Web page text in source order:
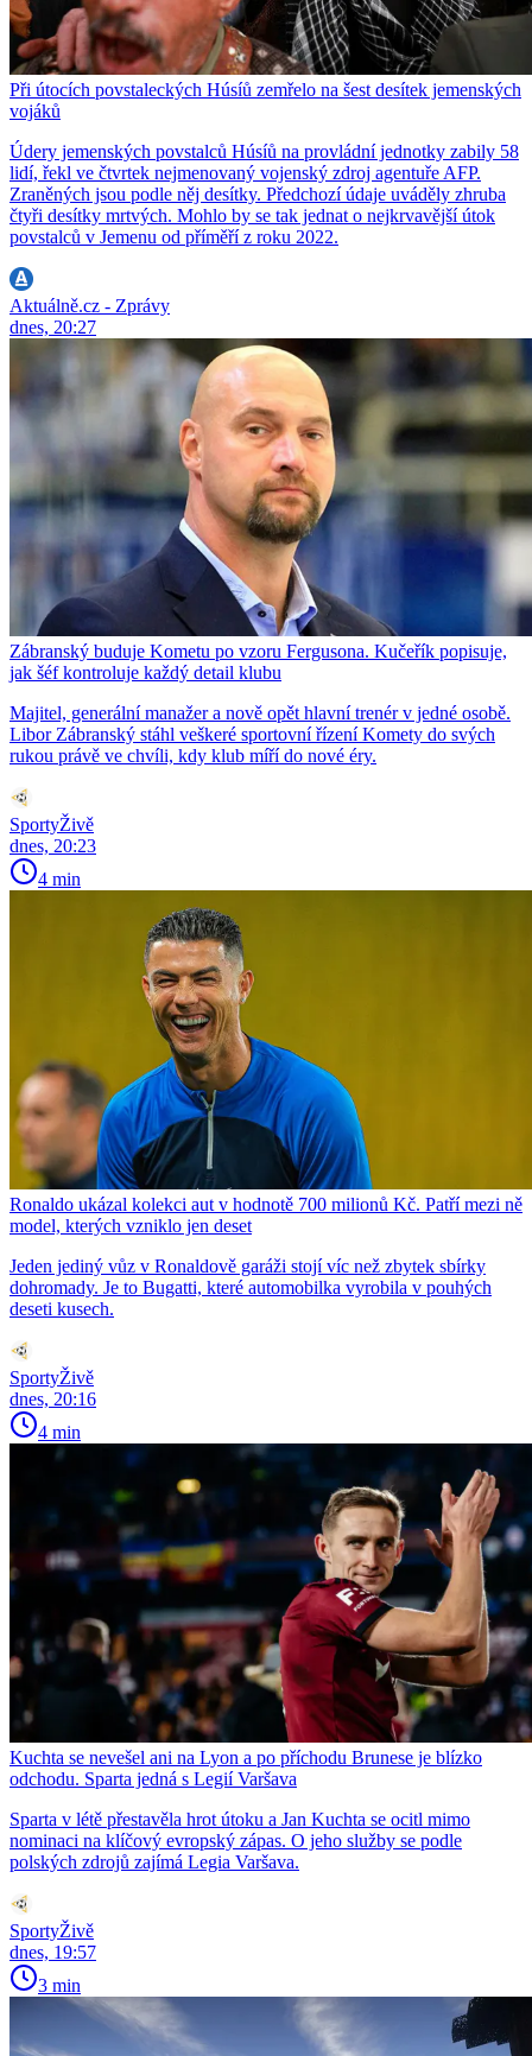
Při útocích povstaleckých Húsíů zemřelo na šest desítek jemenských
vojáků
Údery jemenských povstalců Húsíů na provládní jednotky zabily 58
lidí, řekl ve čtvrtek nejmenovaný vojenský zdroj agentuře AFP.
Zraněných jsou podle něj desítky. Předchozí údaje uváděly zhruba
čtyři desítky mrtvých. Mohlo by se tak jednat o nejkrvavější útok
povstalců v Jemenu od příměří z roku 2022.
Aktuálně.cz - Zprávy
dnes, 20:27
Zábranský buduje Kometu po vzoru Fergusona. Kučeřík popisuje,
jak šéf kontroluje každý detail klubu
Majitel, generální manažer a nově opět hlavní trenér v jedné osobě.
Libor Zábranský stáhl veškeré sportovní řízení Komety do svých
rukou právě ve chvíli, kdy klub míří do nové éry.
SportyŽivě
dnes, 20:23
4 min
Ronaldo ukázal kolekci aut v hodnotě 700 milionů Kč. Patří mezi ně
model, kterých vzniklo jen deset
Jeden jediný vůz v Ronaldově garáži stojí víc než zbytek sbírky
dohromady. Je to Bugatti, které automobilka vyrobila v pouhých
deseti kusech.
SportyŽivě
dnes, 20:16
4 min
Kuchta se nevešel ani na Lyon a po příchodu Brunese je blízko
odchodu. Sparta jedná s Legií Varšava
Sparta v létě přestavěla hrot útoku a Jan Kuchta se ocitl mimo
nominaci na klíčový evropský zápas. O jeho služby se podle
polských zdrojů zajímá Legia Varšava.
SportyŽivě
dnes, 19:57
3 min